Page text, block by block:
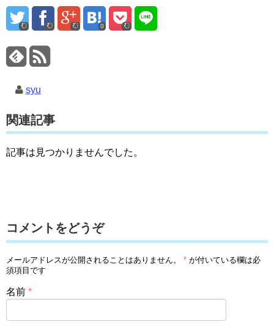
0
syu
関連記事
記事は見つかりませんでした。
コメントをどうぞ
メールアドレスが公開されることはありません。 * が付いている欄は必
須項目です
名前 *